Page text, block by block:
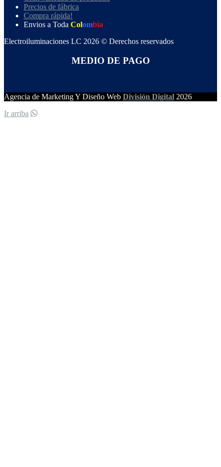
Precios de fábrica
Compra rápida!
Envios a Toda Colombia
Electroiluminaciones LC 2026 © Derechos reservados
MEDIO DE PAGO
Agencia de Marketing Y Diseño Web División Digital 2026
Ir arriba